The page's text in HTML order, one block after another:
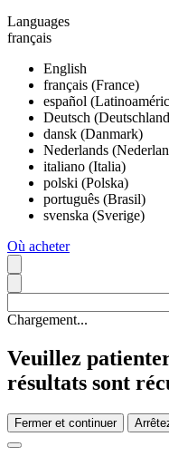
Languages
français
English
français (France)
español
Deutsch
dansk (Danmark)
Nederlands
italiano (Italia)
polski (Polska)
português (Brasil)
svenska (Sverige)
Où acheter
Chargement...
Veuillez
résultats sont
Fermer et continuer